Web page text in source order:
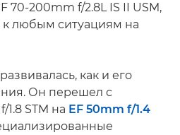
70-200mm f/2.8L IS II USM,
любым ситуациям на
как и его
Он перешел с
STM на EF 50mm f/1.4